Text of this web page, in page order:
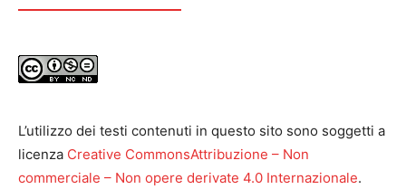
L’utilizzo dei testi contenuti in questo sito sono soggetti a
licenza Creative CommonsAttribuzione – Non
commerciale – Non opere derivate 4.0 Internazionale.